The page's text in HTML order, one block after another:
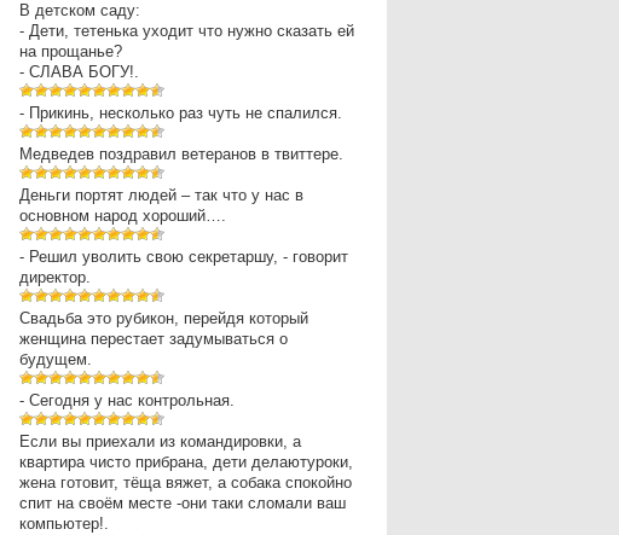
В детском саду:
- Дети, тетенька уходит что нужно сказать ей
на прощанье?
- СЛАВА БОГУ!.
- Прикинь, несколько раз чуть не спалился.
Медведев поздравил ветеранов в твиттере.
Деньги портят людей – так что у нас в
основном народ хороший….
- Решил уволить свою секретаршу, - говорит
директор.
Свадьба это рубикон, перейдя который
женщина перестает задумываться о
будущем.
- Сегодня у нас контрольная.
Если вы приехали из командировки, а
квартира чисто прибрана, дети делаютуроки,
жена готовит, тёща вяжет, а собака спокойно
спит на своём месте -они таки сломали ваш
компьютер!.